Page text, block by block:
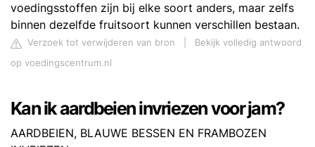
voedingsstoffen zijn bij elke soort anders, maar zelfs
binnen dezelfde fruitsoort kunnen verschillen bestaan.
Verzoek tot verwijderen van bron
Bekijk volledig antwoord
op voedingscentrum.nl
Kan ik aardbeien invriezen voor jam?
AARDBEIEN, BLAUWE BESSEN EN FRAMBOZEN